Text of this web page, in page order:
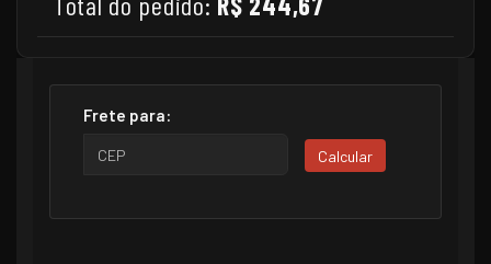
Frete para:
Calcular